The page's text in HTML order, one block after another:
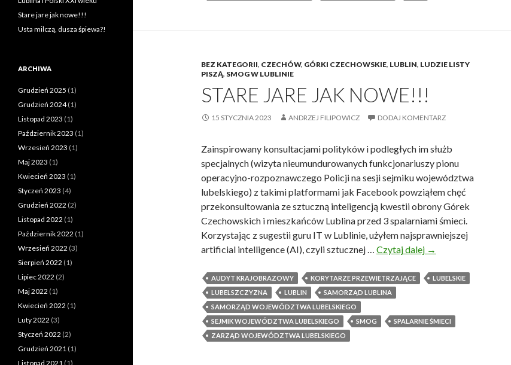
z
w
ż
n
i
e
j
s
z
y
h
k
BEZ KATEGORII, CZECHÓW, GÓRKI CZECHOWSKIE, LUBLIN, LUDZIE LISTY
PISZĄ, SMOG W LUBLINIE
STARE JARE JAK NOWE!!!
15 STYCZNIA 2023 ANDRZEJ FILIPOWICZ DODAJ KOMENTARZ
Zainspirowany konsultacjami polityków i podległych im służb
specjalnych (wizyta nieumundurowanych funkcjonariuszy pionu
operacyjno-rozpoznawczego Policji na sesji sejmiku województwa
lubelskiego) z takimi platformami jak Facebook powziąłem chęć
przekonsultowania ze sztuczną inteligencją kwestii obrony Górek
Czechowskich i mieszkańców Lublina przed 3 spalarniami śmieci.
Korzystając z sugestii guru IT w Lublinie, użyłem najsprawniejszej
artificial intelligence (AI), czyli sztucznej … Czytaj dalej S
a
j
→
AUDYT KRAJOBRAZOWY KORYTARZE PRZEWIETRZAJĄCE
LUBELSKIE
LUBELSZCZYZNA
LUBLIN
SAMORZĄD LUBLINA
SAMORZĄD WOJEWÓDZTWA LUBELSKIEGO
SEJMIK WOJEWÓDZTWA LUBELSKIEGO
SMOG
SPALARNIE ŚMIECI
ZARZĄD WOJEWÓDZTWA LUBELSKIEGO
Stare jare jak nowe!!!
Usta milczą, dusza śpiewa?!
ARCHIWA
Grudzień 2025 (1)
Grudzień 2024(1)
Listopad 2023 (1)
Październik 2023 (1)
Wrzesień 2023 (1)
Maj 2023 (1)
Kwiecień 2023 (1)
Styczeń 2023 (4)
Grudzień 2022 (2)
Listopad 2022 (1)
Październik 2022 (1)
Wrzesień 2022 (3)
Sierpień 2022 (1)
Lipiec 2022 (2)
Maj 2022 (1)
Kwiecień 2022 (1)
Luty 2022 (3)
Styczeń 2022 (2)
Grudzień 2021 (1)
Listopad 2021 (1)